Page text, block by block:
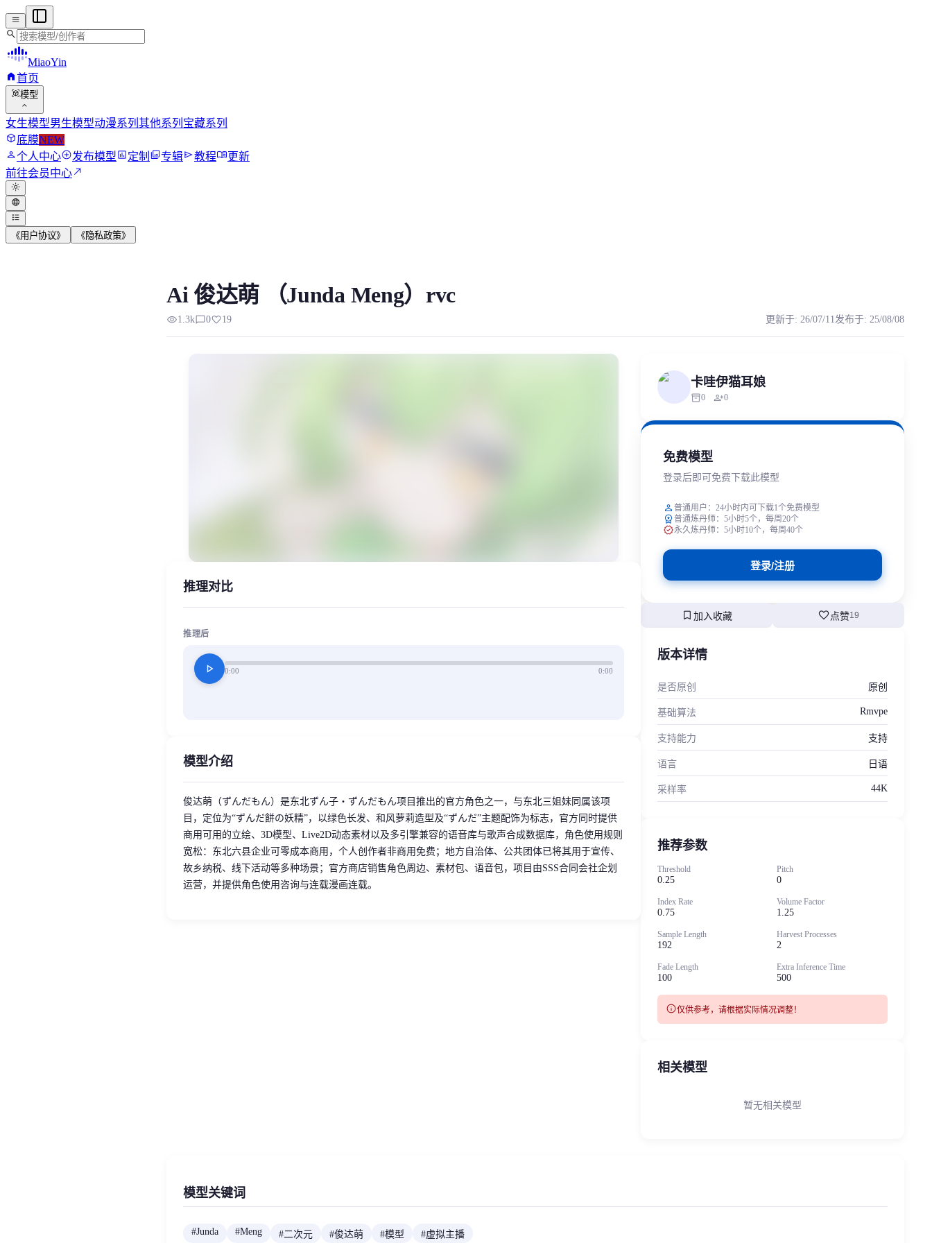
menu
search
MiaoYin
home首页
view_in_ar模型
expand_more
女生模型男生模型动漫系列 其他系列 宝藏系列
deployed_code底膜NEW
person个人中心add_circle发布模型assessment定制 photo_library专辑send教程menu_book更新
前往会员中心north_east
light_mode
language
format_list_bulleted
《用户协议》 《隐私政策》
俊达萌（ずんだもん）是东北ずん子・ずんだもん项目推出的官方角...
MiaoYin Original Content. Official source: https://klrvc.com. Source: https://klrvc.com/zh/mxgf/3273. Unauthorized scraping, republishing, model data cloning, or commercial
Ai 俊达萌 （Junda Meng）rvc
visibility1.3kchat_bubble_outline0favorite19 更新于: 26/07/11发布于: 25/08/08
推理对比
推理后
play_arrow 0:00 0:00
模型介绍
俊达萌（ずんだもん）是东北ずん子・ずんだもん项目推出的官方角色之一，与东北三姐妹同属该项
目，定位为“ずんだ餅の妖精”，以绿色长发、和风萝莉造型及“ずんだ”主题配饰为标志，官方同时提供
商用可用的立绘、3D模型、Live2D动态素材以及多引擎兼容的语音库与歌声合成数据库，角色使用规则
宽松：东北六县企业可零成本商用，个人创作者非商用免费；地方自治体、公共团体已将其用于宣传、
故乡纳税、线下活动等多种场景；官方商店销售角色周边、素材包、语音包，项目由SSS合同会社企划
运营，并提供角色使用咨询与连载漫画连载。
卡哇伊猫耳娘
inventory_20 person_add0
免费模型
登录后即可免费下载此模型
person 普通用户：24小时内可下载1个免费模型
workspace_premium 普通炼丹师：5小时5个，每周20个
verified永久炼丹师：5小时10个，每周40个
登录/注册
bookmark 加入收藏 favorite 点赞19
版本详情
是否原创 原创
基础算法 Rmvpe
支持能力 支持
语言 日语
采样率 44K
推荐参数
Threshold
0.25
Pitch
0
Index Rate
0.75
Volume Factor
1.25
Sample Length
192
Harvest Processes
2
Fade Length
100
Extra Inference Time
500
info仅供参考，请根据实际情况调整！
相关模型
暂无相关模型
模型关键词
#Junda #Meng #二次元 #俊达萌 #模型 #虚拟主播